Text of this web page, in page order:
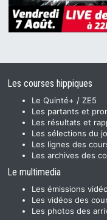
Les courses hippiques
Le Quinté+ / ZE5
Les partants et
Les résultats et
Les sélections du
Les lignes des
Les archives des
Le multimedia
Les émissions
Les vidéos des
Les photos des